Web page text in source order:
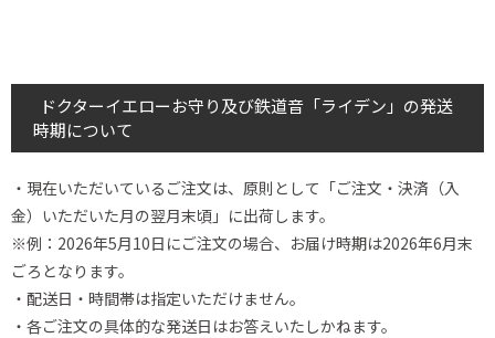
ドクターイエローお守り及び鉄道音「ライデン」の発送
時期について
・現在いただいているご注文は、原則として「ご注文・決済（入
金）いただいた月の翌月末頃」に出荷します。
※例：2026年5月10日にご注文の場合、お届け時期は2026年6月末
ごろとなります。
・配送日・時間帯は指定いただけません。
・各ご注文の具体的な発送日はお答えいたしかねます。